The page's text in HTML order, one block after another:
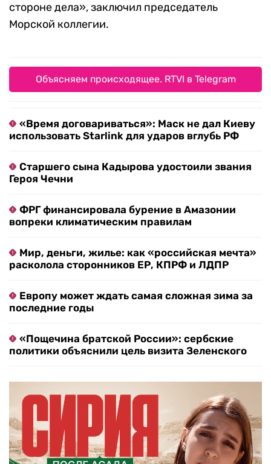
стороне дела», заключил председатель
Морской коллегии.
Объясняем происходящее. RTVI в Telegram
«Время договариваться»: Маск не дал Киеву
использовать Starlink для ударов вглубь РФ
Старшего сына Кадырова удостоили звания
Героя Чечни
ФРГ финансировала бурение в Амазонии
вопреки климатическим правилам
Мир, деньги, жилье: как «российская мечта»
расколола сторонников ЕР, КПРФ и ЛДПР
Европу может ждать самая сложная зима за
последние годы
«Пощечина братской России»: сербские
политики объяснили цель визита Зеленского